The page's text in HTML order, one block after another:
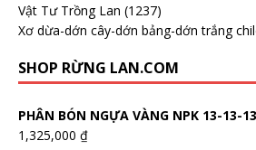
Vật Tư Trồng Lan (1237)
Xơ dừa-dớn cây-dớn bảng-dớn trắng
SHOP RỪNG LAN.COM
PHÂN BÓN NGỰA VÀNG NPK 13-13-
1,325,000 ₫